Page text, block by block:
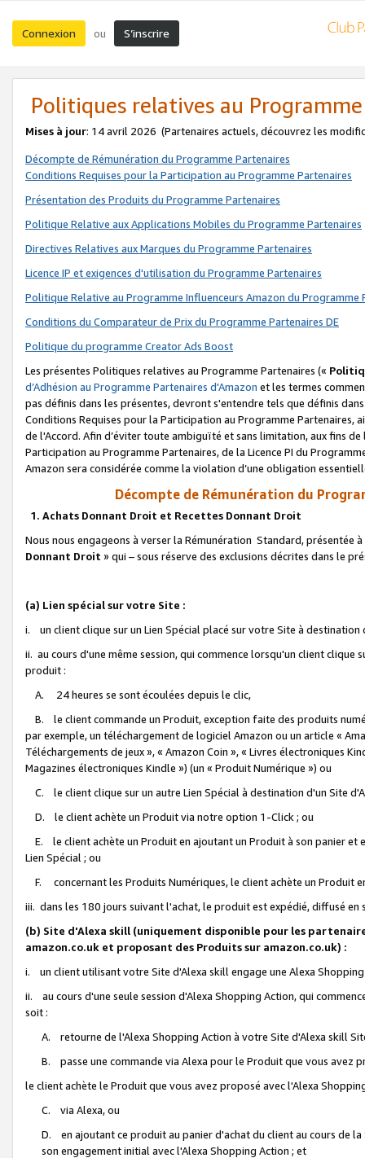
Connexion ou S’inscrire
Politiques relatives au
Mises à jour: 14 avril 2026 (Partenaires actuels, découvrez les
Décompte de Rémunération du Programme Partenaires
Conditions Requises pour la Participation au Programme Partenaires
Présentation des Produits du Programme Partenaires
Politique Relative aux Applications Mobiles du Programme Partenaires
Directives Relatives aux Marques du Programme Partenaires
Licence IP et exigences d'utilisation du Programme Partenaires
Politique Relative au Programme Influenceurs Amazon du Programme
Conditions du Comparateur de Prix du Programme Partenaires DE
Politique du programme Creator Ads Boost
Les présentes Politiques relatives au Programme Partenaires («
d’Adhésion au Programme Partenaires d'Amazon et les termes
pas définis dans les présentes, devront s'entendre tels que définis
Conditions Requises pour la Participation au Programme Partenaires,
de l'Accord. Afin d’éviter toute ambiguïté et sans limitation, aux fins
Participation au Programme Partenaires, de la Licence PI du
Amazon sera considérée comme la violation d’une obligation
Décompte de Rémunération du
1. Achats Donnant Droit et Recettes Donnant Droit
Nous nous engageons à verser la Rémunération Standard, présentée
Donnant Droit » qui – sous réserve des exclusions décrites dans le
(a) Lien spécial sur votre Site :
i. un client clique sur un Lien Spécial placé sur votre Site à destination
ii. au cours d'une même session, qui commence lorsqu'un client
produit :
A. 24 heures se sont écoulées depuis le clic,
B. le client commande un Produit, exception faite des produits
par exemple, un téléchargement de logiciel Amazon ou un article «
Téléchargements de jeux », « Amazon Coin », « Livres électroniques
Magazines électroniques Kindle ») (un « Produit Numérique ») ou
C. le client clique sur un autre Lien Spécial à destination d'un Site
D. le client achète un Produit via notre option 1-Click ; ou
E. le client achète un Produit en ajoutant un Produit à son panier et
Lien Spécial ; ou
F. concernant les Produits Numériques, le client achète un Produit
iii. dans les 180 jours suivant l'achat, le produit est expédié, diffusé
(b) Site d'Alexa skill (uniquement disponible pour les
amazon.co.uk et proposant des Produits sur amazon.co.uk) :
i. un client utilisant votre Site d'Alexa skill engage une Alexa
ii. au cours d'une seule session d'Alexa Shopping Action, qui
soit :
A. retourne de l'Alexa Shopping Action à votre Site d'Alexa skill
B. passe une commande via Alexa pour le Produit que vous avez
le client achète le Produit que vous avez proposé avec l'Alexa
C. via Alexa, ou
D. en ajoutant ce produit au panier d'achat du client au cours de
son engagement initial avec l'Alexa Shopping Action ; et